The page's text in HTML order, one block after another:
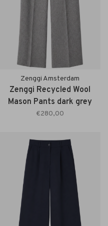
Zenggi Amsterdam
Zenggi Recycled Wool
Mason Pants dark grey
melange
€280,00